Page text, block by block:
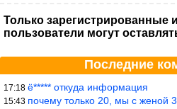
Только зарегистрированные
пользователи могут
Последние
17:18 ё***** откуда информация
15:43 почему только 20, мы с женой 38,